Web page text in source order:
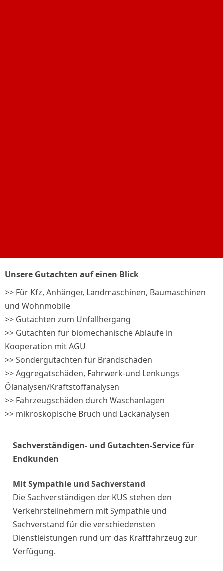
Unsere Gutachten auf einen Blick
>> Für Kfz, Anhänger, Landmaschinen, Baumaschinen
und Wohnmobile
>> Gutachten zum Unfallhergang
>> Gutachten für biomechanische Abläufe in
Kooperation mit AGU
>> Sondergutachten für Brandschäden
>> Aggregatschäden, Fahrwerk-und Lenkungs
Ölanalysen/Kraftstoffanalysen
>> Fahrzeugschäden durch Waschanlagen
>> mikroskopische Bruch und Lackanalysen
Sachverständigen- und Gutachten-Service für
Endkunden
Mit Sympathie und Sachverstand
Die Sachverständigen der KÜS stehen den
Verkehrsteilnehmern mit Sympathie und
Sachverstand für die verschiedensten
Dienstleistungen rund um das Kraftfahrzeug zur
Verfügung.